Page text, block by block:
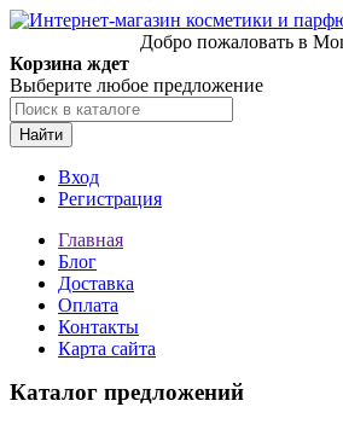
Добро пожаловать в
Корзина ждет
Выберите любое предложение
Найти
Вход
Регистрация
Главная
Блог
Доставка
Оплата
Контакты
Карта сайта
Каталог предложений